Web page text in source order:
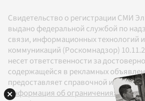
Свидетельство о регистрации СМИ
выдано федеральной службой по
связи, информационных технологий
коммуникаций (Роскомнадзор)
несет ответственности за
содержащейся в рекламных
предоставляет справочной
Информация об ограничениях